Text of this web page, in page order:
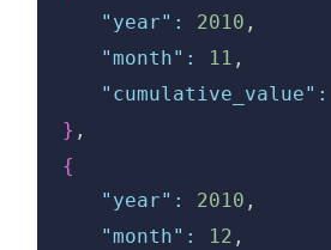
"year": 2010 ,
"month":
11 ,
"cumulative_value":
} ,
{
"year": 2010 ,
"month":
12 ,